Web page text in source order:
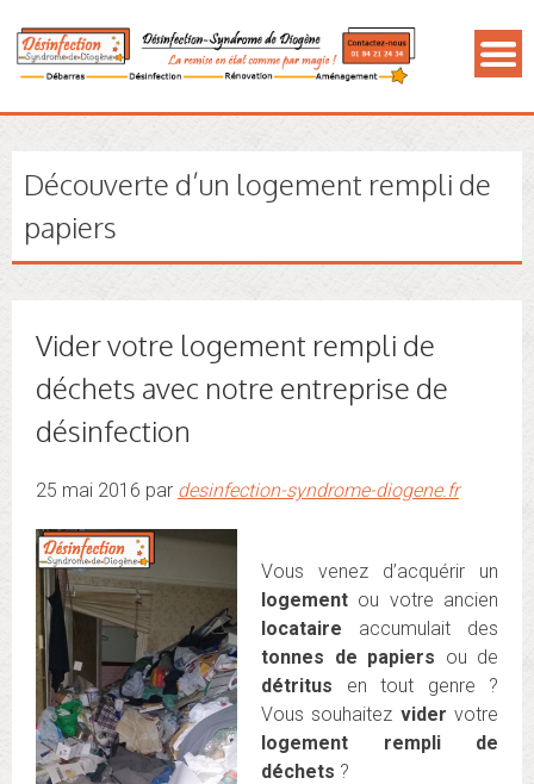
Découverte d’un logement rempli de
papiers
Vider votre logement rempli de
déchets avec notre entreprise de
désinfection
25 mai 2016 par desinfection-syndrome-diogene.fr
Vous venez d’acquérir un
logement ou votre ancien
locataire accumulait des
tonnes de papiers ou de
détritus en tout genre ?
Vous souhaitez vider votre
logement rempli de
déchets ?